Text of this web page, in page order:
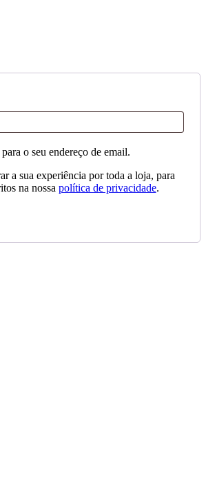
o seu endereço de email.
a sua experiência por toda a loja, para
na nossa política de privacidade.